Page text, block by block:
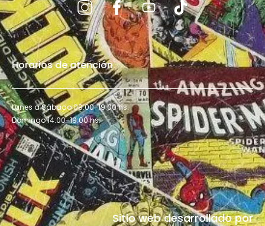
Horarios de atención
Lunes a Sábado 09:00-19:00 hs.
Domingo 14:00-19:00 hs.
Sitio web desarrollado por